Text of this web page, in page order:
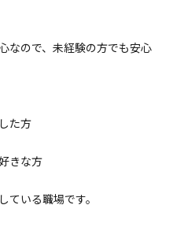
なので、未経験の方でも安心
た方
きな方
ている職場です。